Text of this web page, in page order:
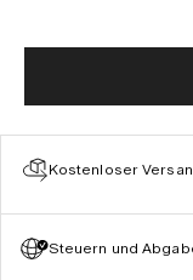
Kostenloser
Steuern und